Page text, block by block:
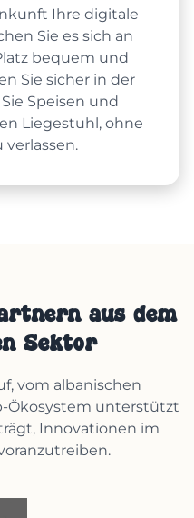
Ihre digitale
Sie es sich an
bequem und
Sie sicher in der
Speisen und
Liegestuhl, ohne
verlassen.
aus dem
Sektor
vom albanischen
Ökosystem unterstützt
Innovationen im